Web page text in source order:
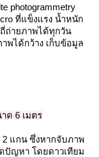
photogrammetry
ที่แข็งแรง น้ำหนัก
ถ่ายภาพได้ทุกวัน
พได้กว้าง เก็บข้อมูล
ด 6 เมตร
แกน ซึ่งหากจับภาพ
ปัญหา โดยดาวเทียม